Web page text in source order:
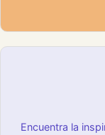
Encuentra la